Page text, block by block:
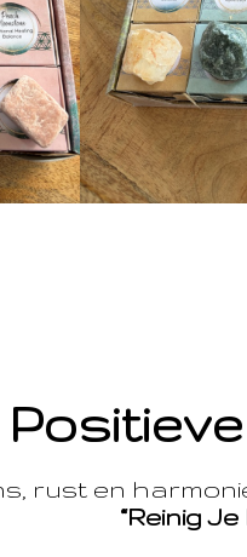
rust en
“Reinig